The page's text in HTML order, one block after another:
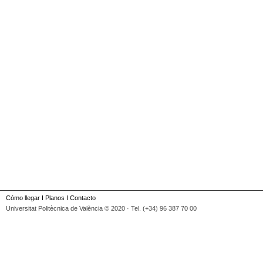
Cómo llegar I Planos I Contacto
Universitat Politècnica de València © 2020 · Tel. (+34) 96 387 70 00